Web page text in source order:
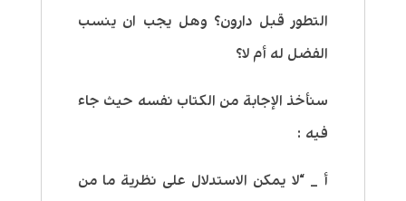
التطور قبل دارون؟ وهل يجب ان ينسب
الفضل له أم لا؟
سنأخذ الإجابة من الكتاب نفسه حيث جاء
فيه :
أ _ “لا يمكن الاستدلال على نظرية ما من